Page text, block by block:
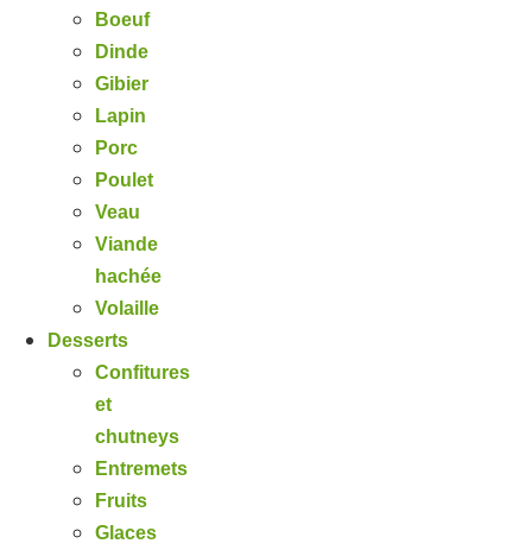
Boeuf
Dinde
Gibier
Lapin
Porc
Poulet
Veau
Viande
hachée
Volaille
Desserts
Confitures
et
chutneys
Entremets
Fruits
Glaces